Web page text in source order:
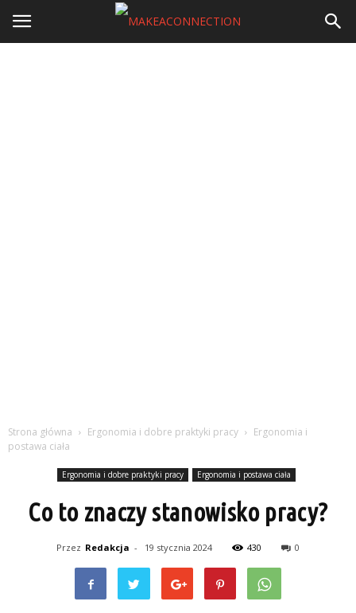
Strona główna Ergonomia i dobre praktyki pracy
Ergonomia i
postawa ciała
Ergonomia i dobre praktyki pracy Ergonomia i postawa ciała
Co to znaczy stanowisko pracy?
Przez Redakcja - 19 stycznia 2024 430 0